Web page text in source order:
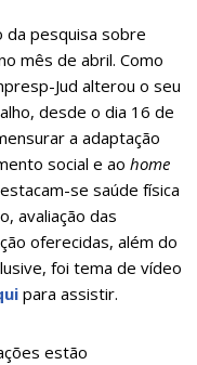
da pesquisa sobre
mês de abril. Como
Jud alterou o seu
desde o dia 16 de
a adaptação
social e ao home
se saúde física
avaliação das
oferecidas, além do
foi tema de vídeo
para assistir.
estão